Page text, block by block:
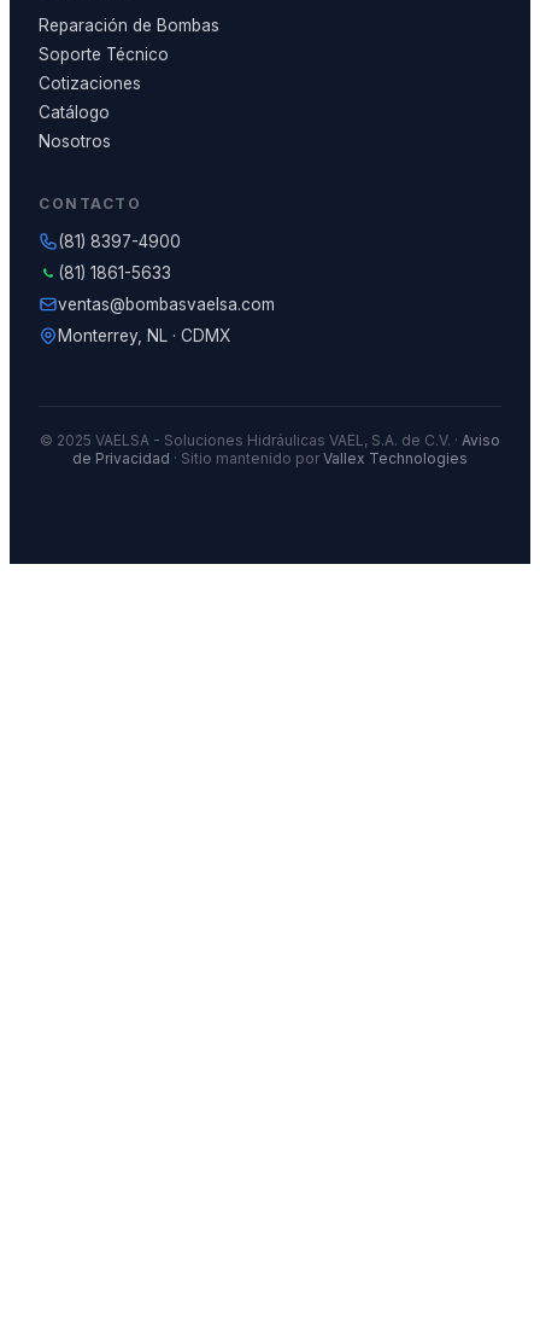
Reparación de Bombas
Soporte Técnico
Cotizaciones
Catálogo
Nosotros
CONTACTO
(81) 8397-4900
(81) 1861-5633
ventas@bombasvaelsa.com
Monterrey, NL · CDMX
© 2025 VAELSA - Soluciones Hidráulicas VAEL, S.A. de C.V. · Aviso
de Privacidad · Sitio mantenido por Vallex Technologies